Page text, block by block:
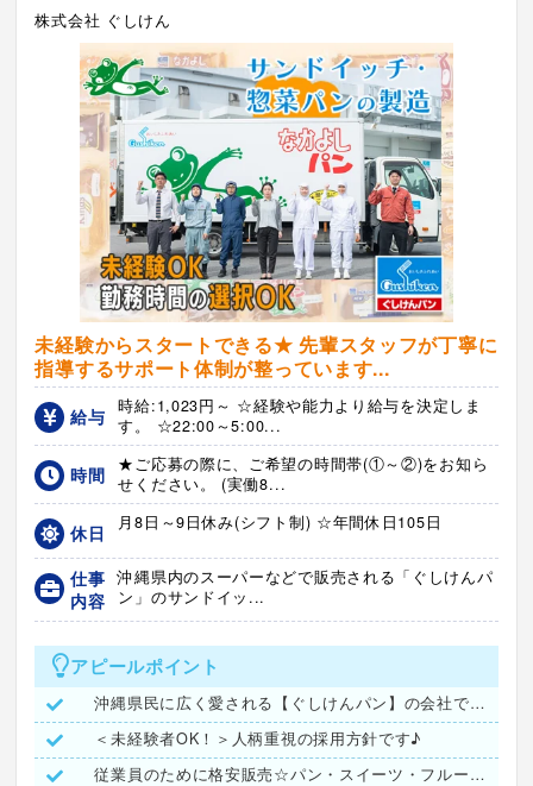
株式会社 ぐしけん
未経験からスタートできる★ 先輩スタッフが丁寧に
指導するサポート体制が整っています...
給与
時給:1,023円～ ☆経験や能力より給与を決定しま
す。 ☆22:00～5:00...
時間
★ご応募の際に、ご希望の時間帯(①～②)をお知ら
せください。 (実働8...
休日 月8日～9日休み(シフト制) ☆年間休日105日
仕事
内容
沖縄県内のスーパーなどで販売される「ぐしけんパ
ン」のサンドイッ...
アピールポイント
沖縄県民に広く愛される【ぐしけんパン】の会社で働きませんか？
＜未経験者OK！＞人柄重視の採用方針です♪
従業員のために格安販売☆パン・スイーツ・フルーツ等の売店あり